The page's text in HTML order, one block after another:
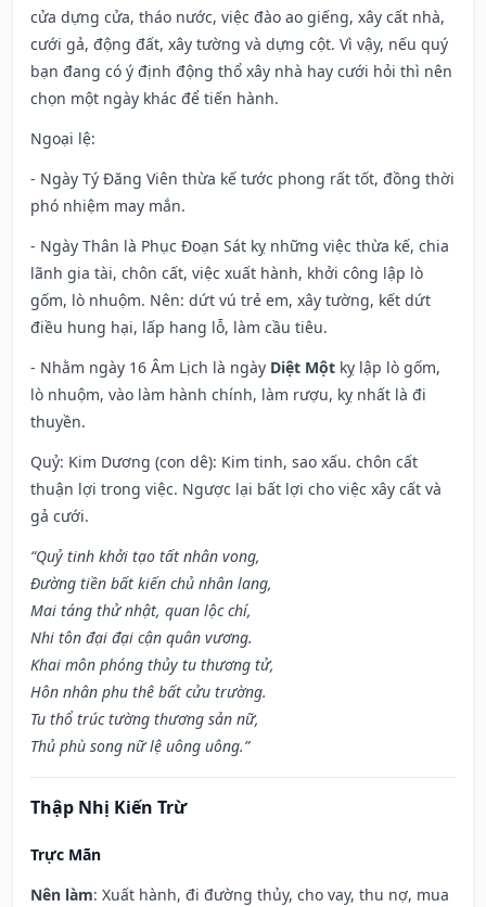
cửa dựng cửa, tháo nước, việc đào ao giếng, xây cất nhà,
cưới gả, động đất, xây tường và dựng cột. Vì vậy, nếu quý
bạn đang có ý định động thổ xây nhà hay cưới hỏi thì nên
chọn một ngày khác để tiến hành.
Ngoại lệ:
- Ngày Tý Đăng Viên thừa kế tước phong rất tốt, đồng thời
phó nhiệm may mắn.
- Ngày Thân là Phục Đoạn Sát kỵ những việc thừa kế, chia
lãnh gia tài, chôn cất, việc xuất hành, khởi công lập lò
gốm, lò nhuộm. Nên: dứt vú trẻ em, xây tường, kết dứt
điều hung hại, lấp hang lỗ, làm cầu tiêu.
- Nhằm ngày 16 Âm Lịch là ngày Diệt Một kỵ lập lò gốm,
lò nhuộm, vào làm hành chính, làm rượu, kỵ nhất là đi
thuyền.
Quỷ: Kim Dương (con dê): Kim tinh, sao xấu. chôn cất
thuận lợi trong việc. Ngược lại bất lợi cho việc xây cất và
gả cưới.
“Quỷ tinh khởi tạo tất nhân vong,
Đường tiền bất kiến chủ nhân lang,
Mai táng thử nhật, quan lộc chí,
Nhi tôn đại đại cận quân vương.
Khai môn phóng thủy tu thương tử,
Hôn nhân phu thê bất cửu trường.
Tu thổ trúc tường thương sản nữ,
Thủ phù song nữ lệ uông uông.”
Thập Nhị Kiến Trừ
Trực Mãn
Nên làm: Xuất hành, đi đường thủy, cho vay, thu nợ, mua